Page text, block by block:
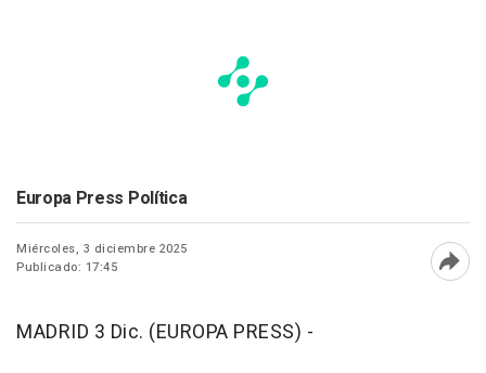
Europa Press Política
Miércoles, 3 diciembre 2025
Publicado: 17:45
MADRID 3 Dic. (EUROPA PRESS) -